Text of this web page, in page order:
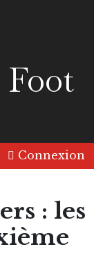
Connexion
: les